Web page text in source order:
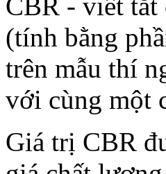
(tính bằng
trên mẫu thí
với cùng một
Giá trị CBR